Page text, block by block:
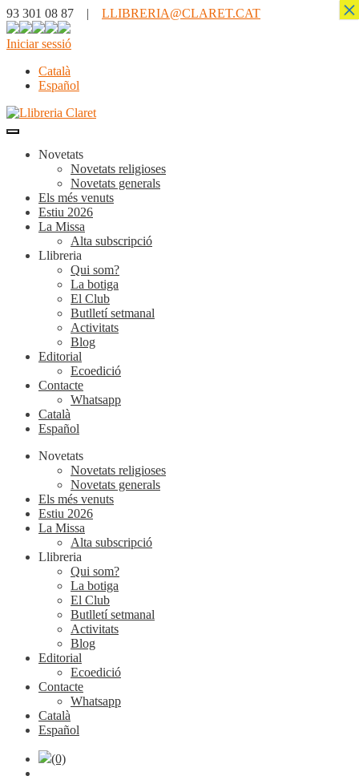
93 301 08 87 | LLIBRERIA@CLARET.CAT
Iniciar sessió
Català
Español
Novetats
Novetats religioses
Novetats generals
Els més venuts
Estiu 2026
La Missa
Alta subscripció
Llibreria
Qui som?
La botiga
El Club
Butlletí setmanal
Activitats
Blog
Editorial
Ecoedició
Contacte
Whatsapp
Català
Español
Novetats
Novetats religioses
Novetats generals
Els més venuts
Estiu 2026
La Missa
Alta subscripció
Llibreria
Qui som?
La botiga
El Club
Butlletí setmanal
Activitats
Blog
Editorial
Ecoedició
Contacte
Whatsapp
Català
Español
(0)
×